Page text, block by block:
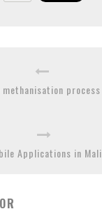
methanisation process
Applications in Mali